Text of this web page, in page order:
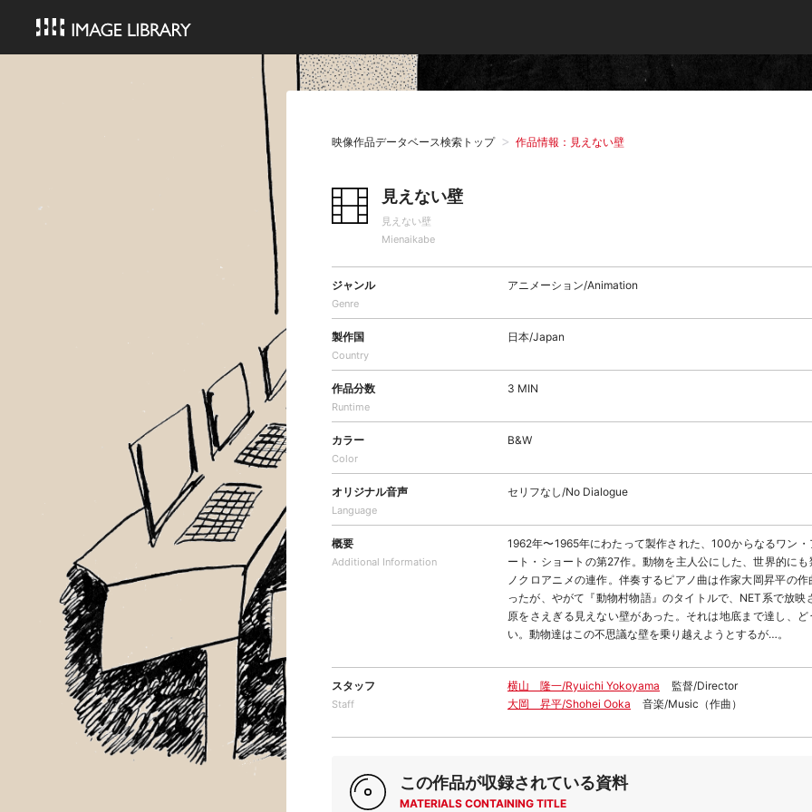
映像作品データベース検索トップ 作品情報：見えない壁
見えない壁
見えない壁
Mienaikabe
ジャンル
Genre
アニメーション/Animation
製作国
Country
日本/Japan
作品分数
Runtime
3 MIN
カラー
Color
B&W
オリジナル音声
Language
セリフなし/No Dialogue
概要
Additional Information
1962年〜1965年にわたって製作された、100からなるワン
ート・ショートの第27作。動物を主人公にした、世界的に
ノクロアニメの連作。伴奏するピアノ曲は作家大岡昇平の
ったが、やがて『動物村物語』のタイトルで、NET系で放映
原をさえぎる見えない壁があった。それは地底まで達し、
い。動物達はこの不思議な壁を乗り越えようとするが…。
スタッフ
Staff
横山 隆一/Ryuichi Yokoyama
監督/Director
大岡 昇平/Shohei Ooka
音楽/Music（作曲）
この作品が収録されている資料
MATERIALS CONTAINING TITLE